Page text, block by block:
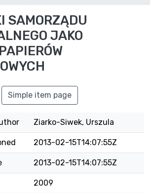
SAMORZĄDU
JAKO
Simple item page
Ziarko-Siwek, Urszula
2013-02-15T14:07:55Z
2013-02-15T14:07:55Z
2009